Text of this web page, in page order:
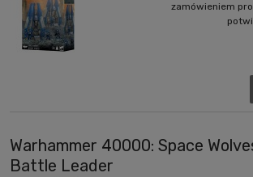
zamówieniem
Warhammer 40000: Space
Battle Leader